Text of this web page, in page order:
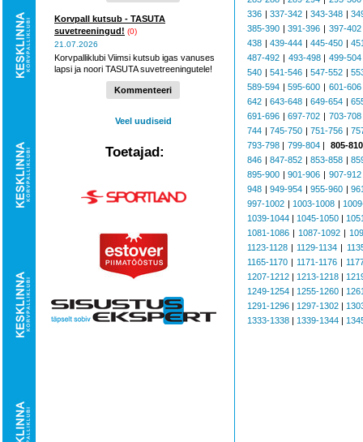
Korvpall kutsub - TASUTA
suvetreeningud! (0)
21.07.2026
Korvpalliklubi Viimsi kutsub igas vanuses
lapsi ja noori TASUTA suvetreeningutele!
Kommenteeri
Veel uudiseid
Toetajad:
336 |337-342 |343-348 |
385-390 |391-396 | 397-402
438 |439-444 |445-450 |
487-492 | 493-498| 499-504
540 |541-546 |547-552 |
589-594 |595-600 | 601-606
642 |643-648 |649-654 |
691-696 |697-702 | 703-708
744 |745-750 |751-756 |
793-798 | 799-804|
805-810
846 |847-852 |853-858 |
895-900 |901-906 | 907-912
948 |949-954 |955-960 |
997-1002 | 1003-1008 |
1039-1044 | 1045-1050 |
1081-1086 | 1087-1092 |
1123-1128 | 1129-1134 |
1165-1170 | 1171-1176|
1207-1212 | 1213-1218 |
1249-1254 | 1255-1260 |
1291-1296 | 1297-1302 |
1333-1338 | 1339-1344 |